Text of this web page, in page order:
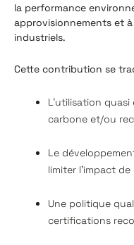
la performance
approvisionnements et
industriels.
Cette contribution se
L’utilisation
carbone et/ou
Le
limiter l'impact
Une politique
certifications